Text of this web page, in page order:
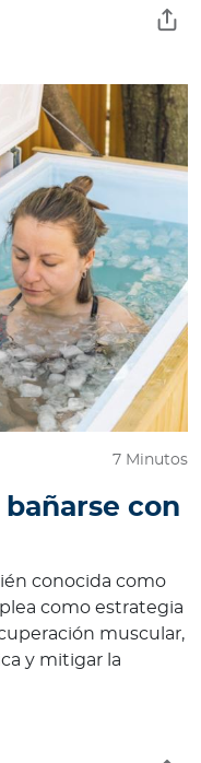
7 Minutos
con
conocida como
como estrategia
muscular,
y mitigar la